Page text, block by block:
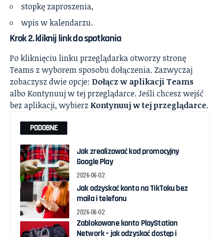
stopkę zaproszenia,
wpis w kalendarzu.
Krok 2. kliknij link do spotkania
Po kliknięciu linku przeglądarka otworzy stronę
Teams z wyborem sposobu dołączenia. Zazwyczaj
zobaczysz dwie opcje: Dołącz w aplikacji Teams
albo Kontynuuj w tej przeglądarce. Jeśli chcesz wejść
bez aplikacji, wybierz Kontynuuj w tej przeglądarce.
PODOBNE
Jak zrealizować kod promocyjny
Google Play
2026-06-02
Jak odzyskać konto na TikToku bez
maila i telefonu
2026-06-02
Zablokowane konto PlayStation
Network – jak odzyskać dostęp i